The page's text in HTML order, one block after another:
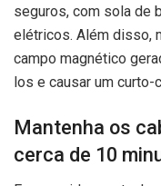
seguros, com sola de
elétricos. Além disso,
campo magnético
los e causar um curto-
Mantenha os
cerca de 10